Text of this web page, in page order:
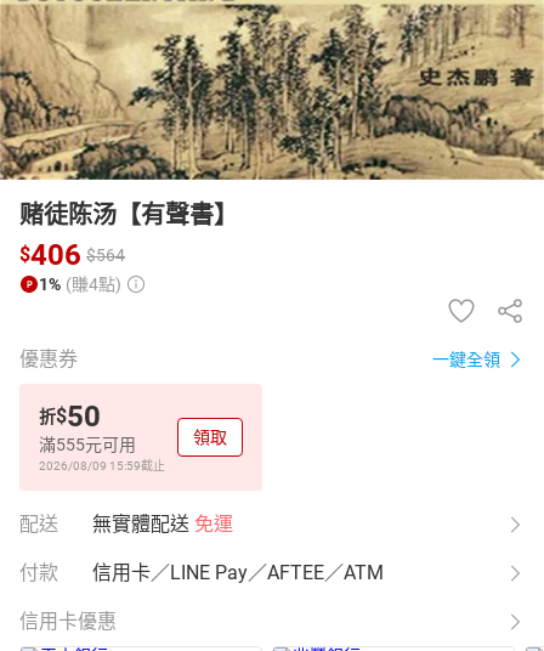
HOT
赌徒陈汤【有聲書】
$406 $564
1% (賺4點)
優惠券 一鍵全領
折$50
滿555元可用
2026/08/09 15:59截止
領取
配送 無實體配送 免運
付款 信用卡／LINE Pay／AFTEE／ATM
信用卡優惠